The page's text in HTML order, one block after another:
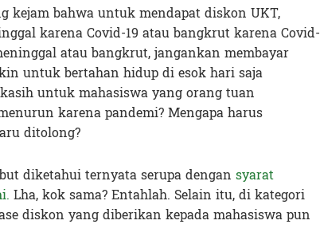
kejam bahwa untuk mendapat diskon UKT,
karena Covid-19 atau bangkrut karena Covid-
atau bangkrut, jangankan membayar
untuk bertahan hidup di esok hari saja
untuk mahasiswa yang orang tuan
karena pandemi? Mengapa harus
ditolong?
diketahui ternyata serupa dengan syarat
Lha, kok sama? Entahlah. Selain itu, di kategori
diskon yang diberikan kepada mahasiswa pun